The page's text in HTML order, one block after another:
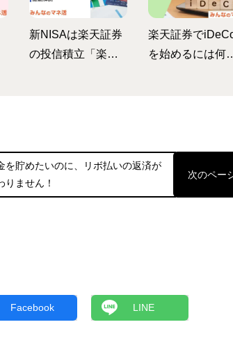
新NISAは楽天証券
の投信積立「楽天
楽天証券で
を始めるには何
を貯めたいのに、リボ払いの返済が
りません！
Facebook LINE